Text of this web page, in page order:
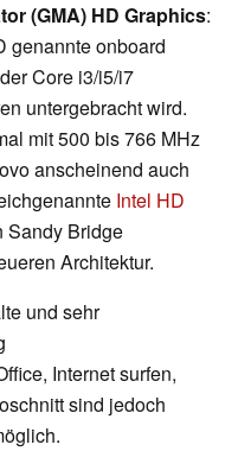
(GMA) HD Graphics:
genannte onboard
Core i3/i5/i7
untergebracht wird.
mit 500 bis 766 MHz
anscheinend auch
Intel HD
Sandy Bridge
Architektur.
und sehr
Internet surfen,
sind jedoch